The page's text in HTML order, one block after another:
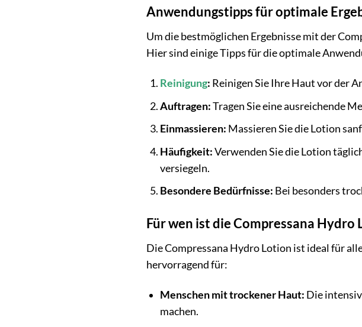
Anwendungstipps für optimale
Um die bestmöglichen Ergebnisse mit der
Hier sind einige Tipps für die optimale
Reinigung: Reinigen Sie Ihre Haut vor der
Auftragen:Tragen Sie eine ausreichende
Einmassieren: Massieren Sie die Lotion
Häufigkeit:Verwenden Sie die Lotion
versiegeln.
Besondere Bedürfnisse: Bei besonders
Für wen ist die Compressana Hydro
Die Compressana Hydro Lotion ist ideal für
hervorragend für:
Menschen mit trockener Haut: Die
machen.